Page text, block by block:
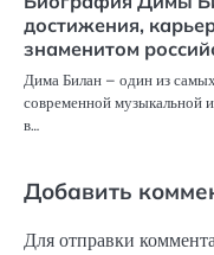
достижения,
знаменитом
Дима Билан – один из
современной музыкальной
в…
Добавить
Для отправки